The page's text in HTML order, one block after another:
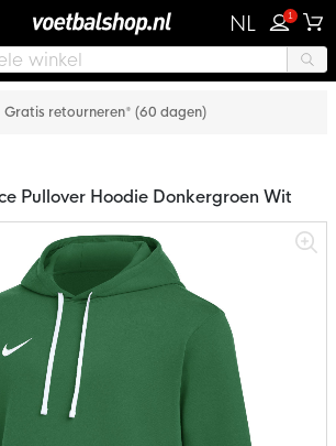
NL 1
Gratis retourneren* (60 dagen)
Pullover Hoodie Donkergroen Wit